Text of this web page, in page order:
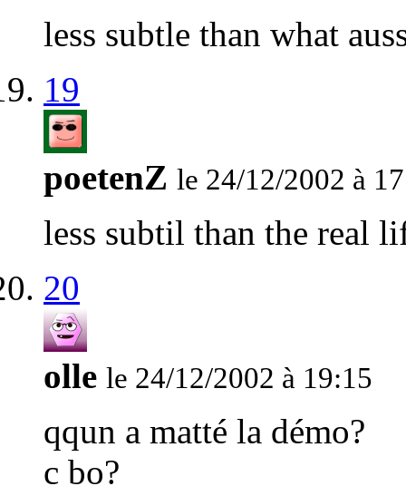
less subtle than what
19
poetenZ le 24/12/2002 à
less subtil than the real
20
olle le 24/12/2002 à 19:15
qqun a matté la démo?
c bo?